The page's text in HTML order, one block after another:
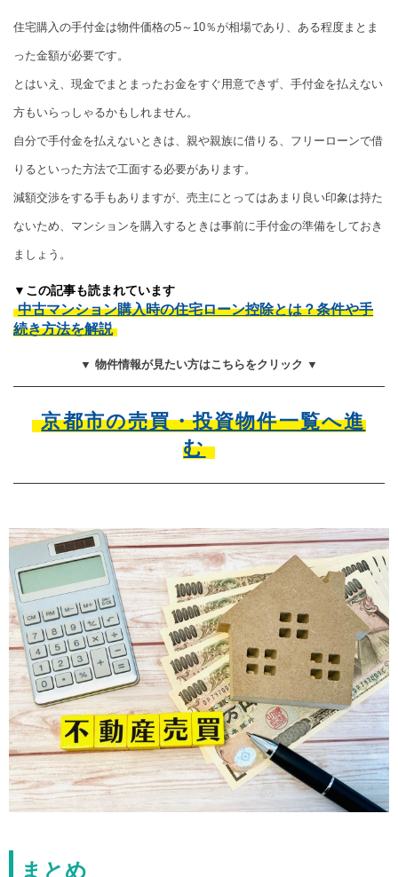
住宅購入の手付金は物件価格の5～10％が相場であり、ある程度まとま
った金額が必要です。
とはいえ、現金でまとまったお金をすぐ用意できず、手付金を払えない
方もいらっしゃるかもしれません。
自分で手付金を払えないときは、親や親族に借りる、フリーローンで借
りるといった方法で工面する必要があります。
減額交渉をする手もありますが、売主にとってはあまり良い印象は持た
ないため、マンションを購入するときは事前に手付金の準備をしておき
ましょう。
▼この記事も読まれています
中古マンション購入時の住宅ローン控除とは？条件や手
続き方法を解説
▼ 物件情報が見たい方はこちらをクリック ▼
京都市の売買・投資物件一覧へ進
む
まとめ